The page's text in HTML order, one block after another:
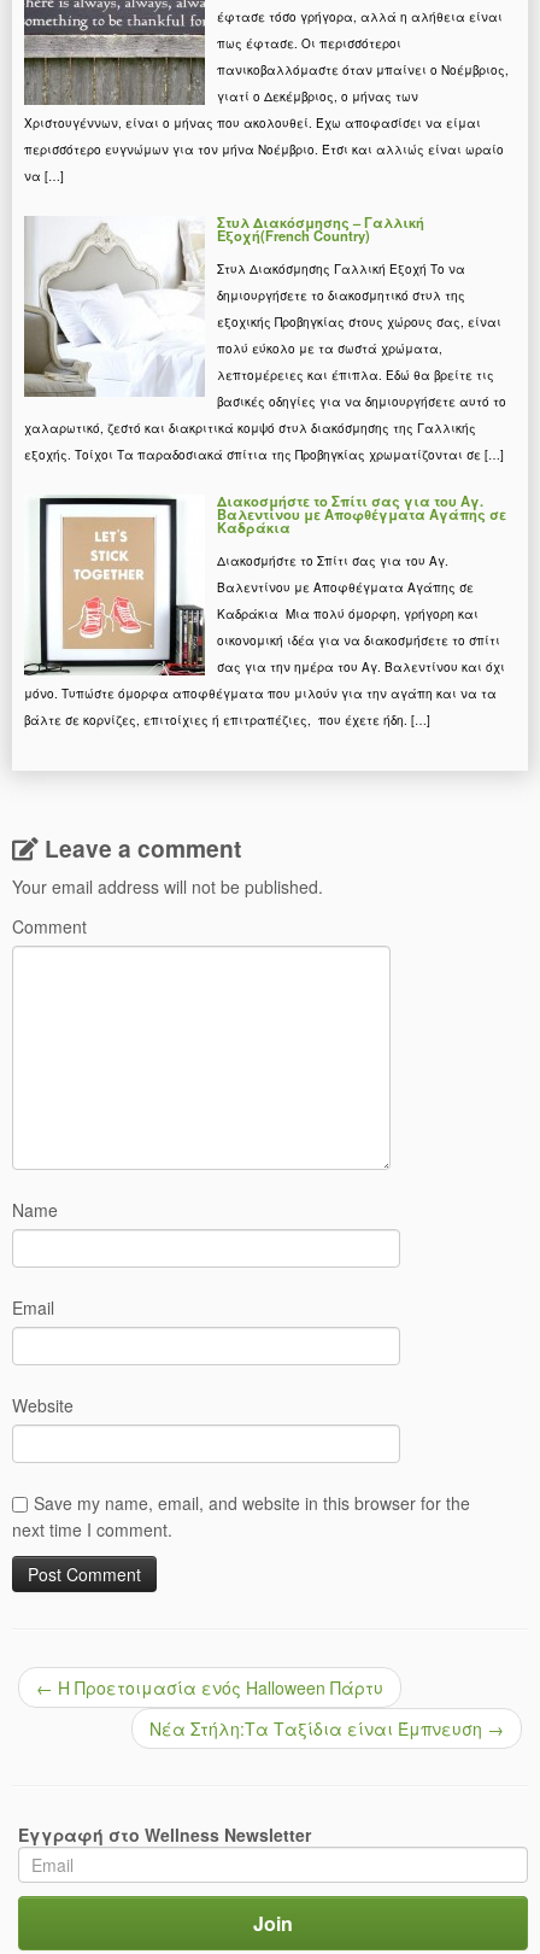
έφτασε τόσο γρήγορα, αλλά η αλήθεια είναι
πως έφτασε. Οι περισσότεροι
πανικοβαλλόμαστε όταν μπαίνει ο Νοέμβριος,
γιατί ο Δεκέμβριος, ο μήνας των
Χριστουγέννων, είναι ο μήνας που ακολουθεί. Έχω αποφασίσει να είμαι
περισσότερο ευγνώμων για τον μήνα Νοέμβριο. Έτσι και αλλιώς είναι ωραίο
να […]
Στυλ Διακόσμησης – Γαλλική
Εξοχή(French Country)
Στυλ Διακόσμησης Γαλλική Εξοχή Το να
δημιουργήσετε το διακοσμητικό στυλ της
εξοχικής Προβηγκίας στους χώρους σας, είναι
πολύ εύκολο με τα σωστά χρώματα,
λεπτομέρειες και έπιπλα. Εδώ θα βρείτε τις
βασικές οδηγίες για να δημιουργήσετε αυτό το
χαλαρωτικό, ζεστό και διακριτικά κομψό στυλ διακόσμησης της Γαλλικής
εξοχής. Τοίχοι Τα παραδοσιακά σπίτια της Προβηγκίας χρωματίζονται σε […]
Διακοσμήστε το Σπίτι σας για του Αγ.
Βαλεντίνου με Αποφθέγματα Αγάπης σε
Καδράκια
Διακοσμήστε το Σπίτι σας για του Αγ.
Βαλεντίνου με Αποφθέγματα Αγάπης σε
Καδράκια Μια πολύ όμορφη, γρήγορη και
οικονομική ιδέα για να διακοσμήσετε το σπίτι
σας για την ημέρα του Αγ. Βαλεντίνου και όχι
μόνο. Τυπώστε όμορφα αποφθέγματα που μιλούν για την αγάπη και να τα
βάλτε σε κορνίζες, επιτοίχιες ή επιτραπέζιες, που έχετε ήδη. […]
Leave a comment
Your email address will not be published.
Comment
Name
Email
Website
Save my name, email, and website in this browser for the
next time I comment.
← Η Προετοιμασία ενός Halloween Πάρτυ
Νέα Στήλη:Τα Ταξίδια είναι Έμπνευση →
Εγγραφή στο Wellness Newsletter